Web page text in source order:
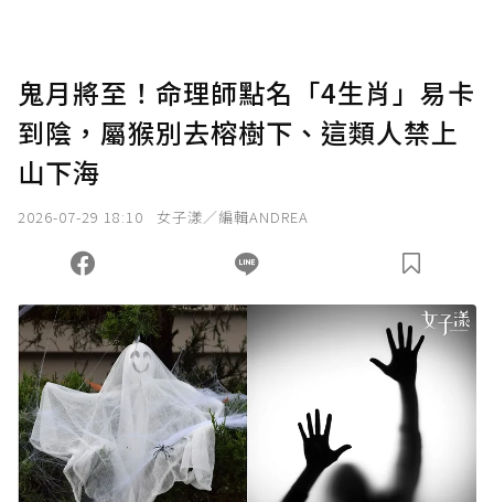
確認送出
您當前剩餘 U 利點數：0點；前往 購買點數
鬼月將至！命理師點名「4生肖」易卡
到陰，屬猴別去榕樹下、這類人禁上
山下海
2026-07-29 18:10 女子漾／編輯ANDREA